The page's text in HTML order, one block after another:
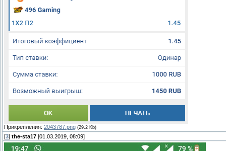
Прикрепления: 2043787.png (29.2 Kb)
[3] the-sta17 [01.03.2019, 08:09]